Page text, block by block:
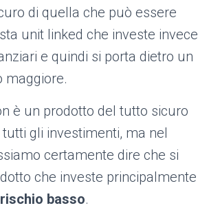
di quella che può essere
unit linked che investe invece
e quindi si porta dietro un
maggiore.
è un prodotto del tutto sicuro
gli investimenti, ma nel
certamente dire che si
che investe principalmente
basso.